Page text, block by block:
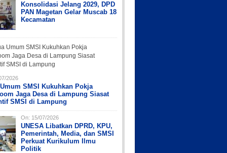
Konsolidasi Jelang 2029, DPD
PAN Magetan Gelar Muscab 18
Kecamatan
2026
SMSI Kukuhkan Pokja
Jaga Desa di Lampung Siasat
SMSI di Lampung
On: 15/07/2026
UNESA Libatkan DPRD, KPU,
Pemerintah, Media, dan SMSI
Perkuat Kurikulum Ilmu
Politik